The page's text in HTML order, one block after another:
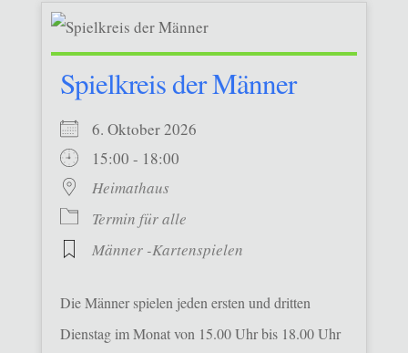
Spielkreis der Männer
6. Oktober 2026
15:00 - 18:00
Heimathaus
Termin für alle
Männer -Kartenspielen
Die Männer spielen jeden ersten und dritten
Dienstag im Monat von 15.00 Uhr bis 18.00 Uhr